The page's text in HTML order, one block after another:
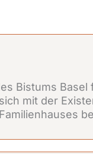
Bistums Basel
mit der